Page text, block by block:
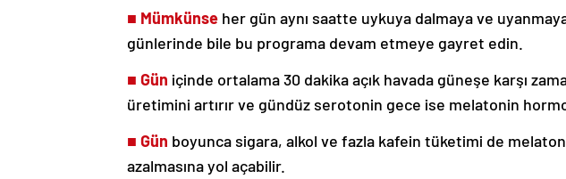
■ Mümkünse her gün aynı saatte uykuya dalmaya ve
günlerinde bile bu programa devam etmeye gayret edin.
■ Gün içinde ortalama 30 dakika açık havada güneşe karşı
üretimini artırır ve gündüz serotonin gece ise melatonin
■ Gün boyunca sigara, alkol ve fazla kafein tüketimi de
azalmasına yol açabilir.